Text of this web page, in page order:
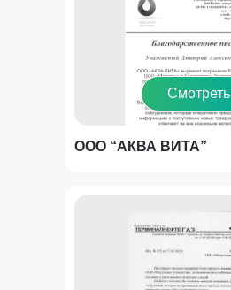
ООО “АКВА ВИТА”
Смотреть